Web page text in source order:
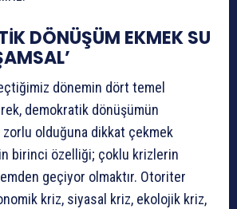
DÖNÜŞÜM EKMEK SU
dönemin dört temel
demokratik dönüşümün
zorlu olduğuna dikkat çekmek
birinci özelliği; çoklu krizlerin
geçiyor olmaktır. Otoriter
kriz, siyasal kriz, ekolojik kriz,